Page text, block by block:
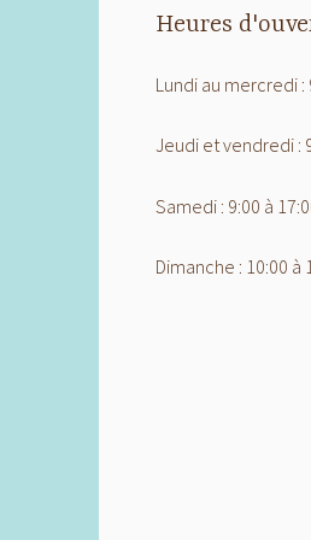
Heures
Lundi au mercredi :
Jeudi et vendredi :
Samedi : 9:00 à
Dimanche : 10:00 à